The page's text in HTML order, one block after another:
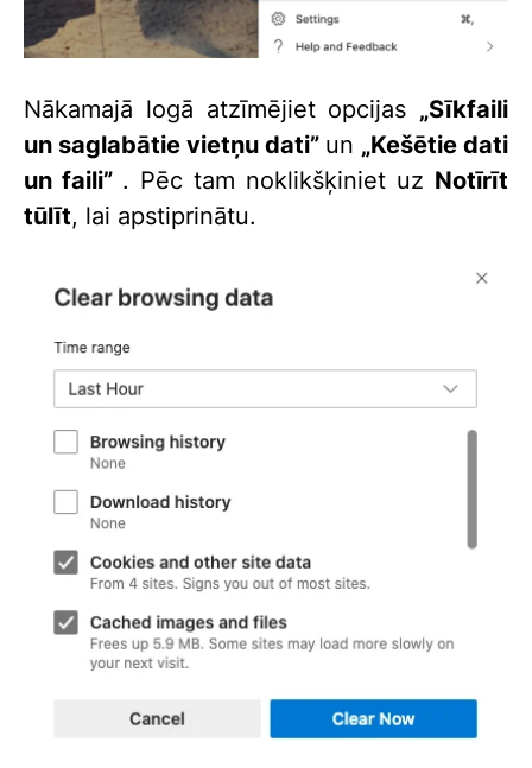
Nākamajā logā atzīmējiet opcijas „Sīkfaili
un saglabātie vietņu dati” un „Kešētie dati
un faili” . Pēc tam noklikšķiniet uz Notīrīt
tūlīt, lai apstiprinātu.